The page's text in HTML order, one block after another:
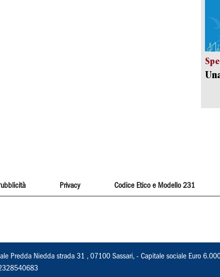
Privacy Codice Etico e Modello 231
Predda Niedda strada 31 , 07100 Sassari, - Capitale sociale Euro